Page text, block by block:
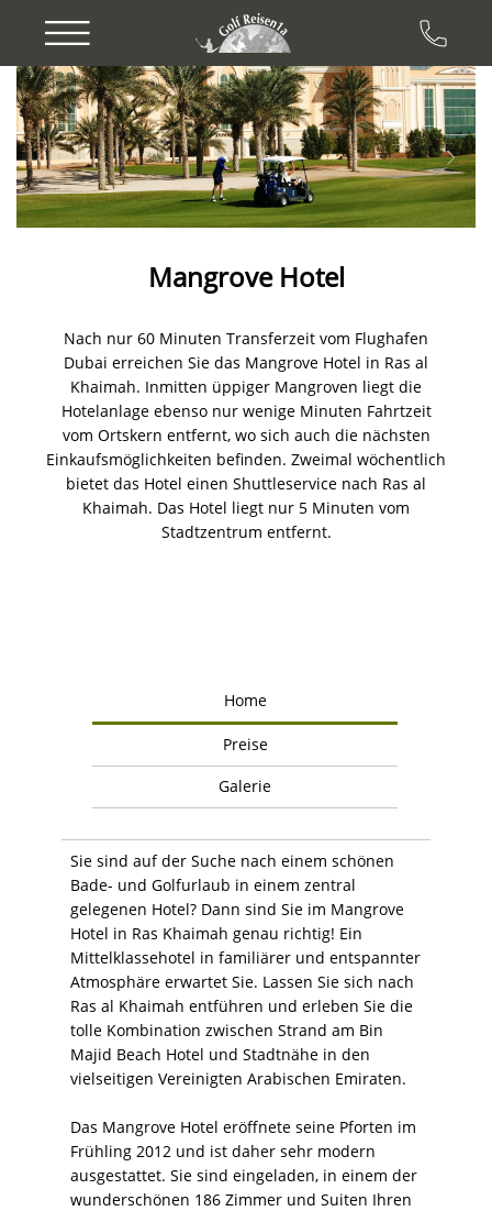
Previous Next
Mangrove Hotel
Nach nur 60 Minuten Transferzeit vom Flughafen
Dubai erreichen Sie das Mangrove Hotel in Ras al
Khaimah. Inmitten üppiger Mangroven liegt die
Hotelanlage ebenso nur wenige Minuten Fahrtzeit
vom Ortskern entfernt, wo sich auch die nächsten
Einkaufsmöglichkeiten befinden. Zweimal wöchentlich
bietet das Hotel einen Shuttleservice nach Ras al
Khaimah. Das Hotel liegt nur 5 Minuten vom
Stadtzentrum entfernt.
Home
Preise
Galerie
Sie sind auf der Suche nach einem schönen
Bade- und Golfurlaub in einem zentral
gelegenen Hotel? Dann sind Sie im Mangrove
Hotel in Ras Khaimah genau richtig! Ein
Mittelklassehotel in familiärer und entspannter
Atmosphäre erwartet Sie. Lassen Sie sich nach
Ras al Khaimah entführen und erleben Sie die
tolle Kombination zwischen Strand am Bin
Majid Beach Hotel und Stadtnähe in den
vielseitigen Vereinigten Arabischen Emiraten.
Das Mangrove Hotel eröffnete seine Pforten im
Frühling 2012 und ist daher sehr modern
ausgestattet. Sie sind eingeladen, in einem der
wunderschönen 186 Zimmer und Suiten Ihren